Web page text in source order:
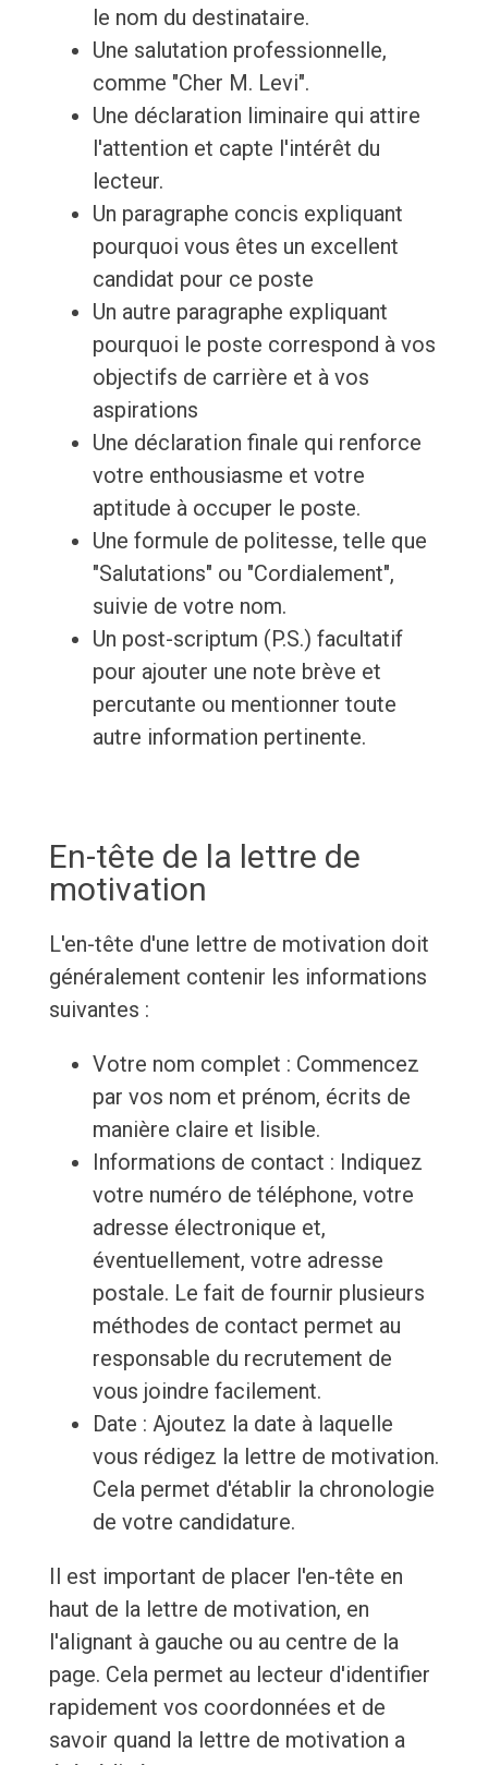
le nom du destinataire.
Une salutation professionnelle,
comme "Cher M. Levi".
Une déclaration liminaire qui attire
l'attention et capte l'intérêt du
lecteur.
Un paragraphe concis expliquant
pourquoi vous êtes un excellent
candidat pour ce poste
Un autre paragraphe expliquant
pourquoi le poste correspond à vos
objectifs de carrière et à vos
aspirations
Une déclaration finale qui renforce
votre enthousiasme et votre
aptitude à occuper le poste.
Une formule de politesse, telle que
"Salutations" ou "Cordialement",
suivie de votre nom.
Un post-scriptum (P.S.) facultatif
pour ajouter une note brève et
percutante ou mentionner toute
autre information pertinente.
En-tête de la lettre de
motivation
L'en-tête d'une lettre de motivation doit
généralement contenir les informations
suivantes :
Votre nom complet : Commencez
par vos nom et prénom, écrits de
manière claire et lisible.
Informations de contact : Indiquez
votre numéro de téléphone, votre
adresse électronique et,
éventuellement, votre adresse
postale. Le fait de fournir plusieurs
méthodes de contact permet au
responsable du recrutement de
vous joindre facilement.
Date : Ajoutez la date à laquelle
vous rédigez la lettre de motivation.
Cela permet d'établir la chronologie
de votre candidature.
Il est important de placer l'en-tête en
haut de la lettre de motivation, en
l'alignant à gauche ou au centre de la
page. Cela permet au lecteur d'identifier
rapidement vos coordonnées et de
savoir quand la lettre de motivation a